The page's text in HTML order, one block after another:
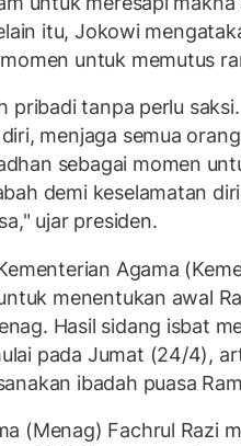
itu, Jokowi
untuk memutus
pribadi tanpa perlu
menjaga semua
sebagai momen
demi keselamatan
ujar presiden.
Agama
menentukan awal
Hasil sidang isbat
pada Jumat (24/4),
ibadah puasa
(Menag) Fachrul Razi